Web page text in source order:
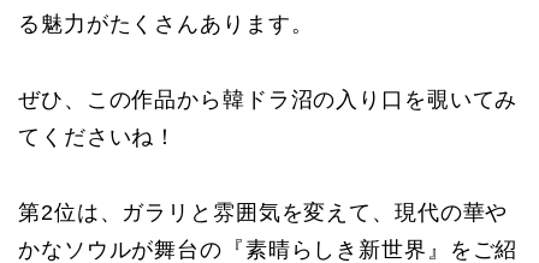
る魅力がたくさんあります。
ぜひ、この作品から韓ドラ沼の入り口を覗いてみ
てくださいね！
第2位は、ガラリと雰囲気を変えて、現代の華や
かなソウルが舞台の『素晴らしき新世界』をご紹